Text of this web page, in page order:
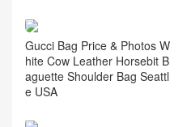
Gucci Bag Price & Photos W
hite Cow Leather Horsebit B
aguette Shoulder Bag Seattl
e USA